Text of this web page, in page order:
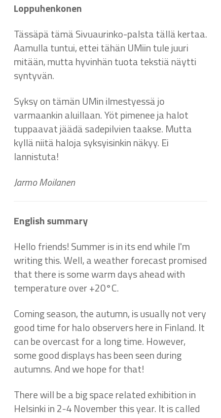
Loppuhenkonen
Tässäpä tämä Sivuaurinko-palsta tällä kertaa.
Aamulla tuntui, ettei tähän UMiin tule juuri
mitään, mutta hyvinhän tuota tekstiä näytti
syntyvän.
Syksy on tämän UMin ilmestyessä jo
varmaankin aluillaan. Yöt pimenee ja halot
tuppaavat jäädä sadepilvien taakse. Mutta
kyllä niitä haloja syksyisinkin näkyy. Ei
lannistuta!
Jarmo Moilanen
English summary
Hello friends! Summer is in its end while I'm
writing this. Well, a weather forecast promised
that there is some warm days ahead with
temperature over +20°C.
Coming season, the autumn, is usually not very
good time for halo observers here in Finland. It
can be overcast for a long time. However,
some good displays has been seen during
autumns. And we hope for that!
There will be a big space related exhibition in
Helsinki in 2-4 November this year. It is called